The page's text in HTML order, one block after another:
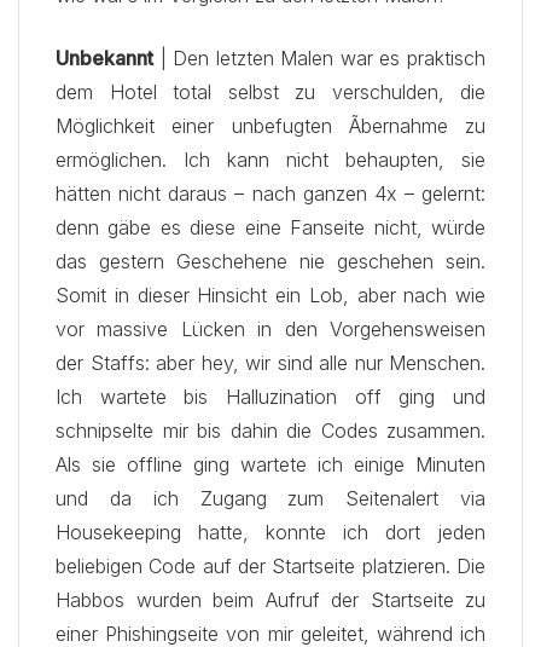
Unbekannt| Den letzten Malen war es praktisch
dem Hotel total selbst zu verschulden, die
Möglichkeit einer unbefugten Ãbernahme zu
ermöglichen. Ich kann nicht behaupten, sie
hätten nicht daraus – nach ganzen 4x – gelernt:
denn gäbe es diese eine Fanseite nicht, würde
das gestern Geschehene nie geschehen sein.
Somit in dieser Hinsicht ein Lob, aber nach wie
vor massive Lücken in den Vorgehensweisen
der Staffs: aber hey, wir sind alle nur Menschen.
Ich wartete bis Halluzination off ging und
schnipselte mir bis dahin die Codes zusammen.
Als sie offline ging wartete ich einige Minuten
und da ich Zugang zum Seitenalert via
Housekeeping hatte, konnte ich dort jeden
beliebigen Code auf der Startseite platzieren. Die
Habbos wurden beim Aufruf der Startseite zu
einer Phishingseite von mir geleitet, während ich